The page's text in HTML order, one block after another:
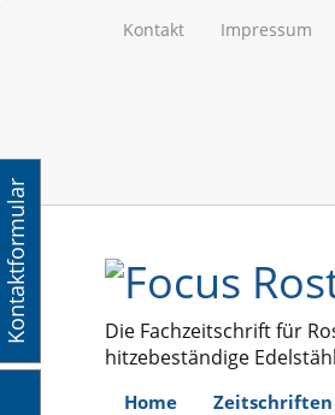
Kontakt Impressum
Die Fachzeitschrift für
hitzebeständige
Home Zeitschriften
Kontaktformular